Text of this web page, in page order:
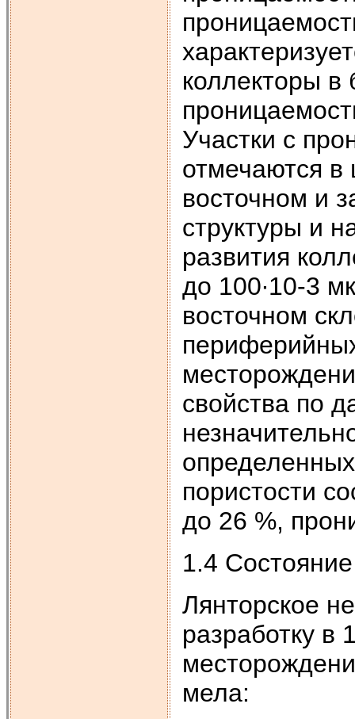
коллекторы
Участки с
отмечаются в
восточном и
структуры и
развития
до 100∙10-3
восточном
свойства по
пористости
до 26 %,
1.4
Лянторское
разработку в
мела: